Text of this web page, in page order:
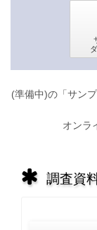
(準備中)の「サン
オンラ
調査資